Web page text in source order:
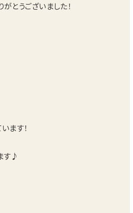
とうございました！
ます！
す♪